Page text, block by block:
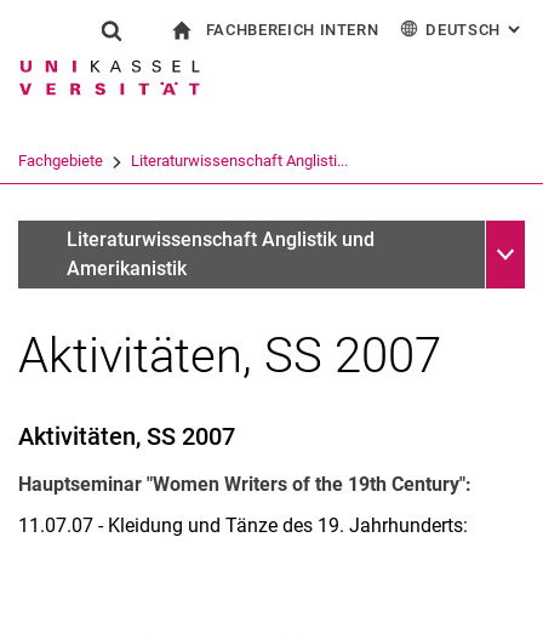
Springe direkt zu: Inhalt
Springe direkt zu: Suche
Springe direkt zu:
Suchformular
Suchbegriff
Suchen (öffnet externen Link in einem
FACHBEREICH INTERN DEUTSCH :
Fachgebiete Literaturwissenschaft Anglisti...
Literaturwissenschaft Anglistik und
Amerikanistik
Aktivitäten, SS 2007
Aktivitäten, SS 2007
Hauptseminar "Women Writers of the 19th Century":
11.07.07 - Kleidung und Tänze des 19. Jahrhunderts: